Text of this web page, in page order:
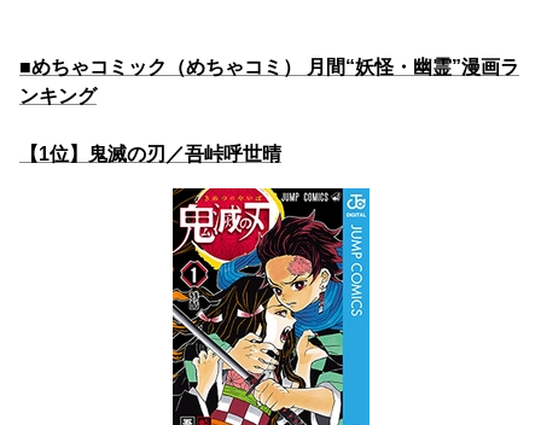
■めちゃコミック（めちゃコミ） 月間“妖怪・幽霊”漫画ラ
ンキング
【1位】鬼滅の刃／吾峠呼世晴